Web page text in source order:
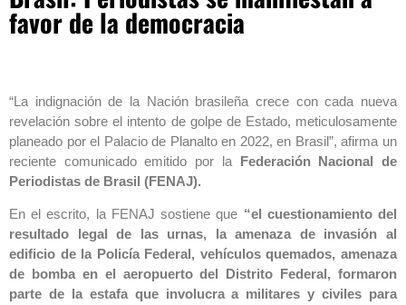
favor de la democracia
“La indignación de la Nación brasileña crece con cada nueva
revelación sobre el intento de golpe de Estado, meticulosamente
planeado por el Palacio de Planalto en 2022, en Brasil”, afirma un
reciente comunicado emitido por la Federación Nacional de
Periodistas de Brasil (FENAJ).
En el escrito, la FENAJ sostiene que “el cuestionamiento del
resultado legal de las urnas, la amenaza de invasión al
edificio de la Policía Federal, vehículos quemados, amenaza
de bomba en el aeropuerto del Distrito Federal, formaron
parte de la estafa que involucra a militares y civiles para